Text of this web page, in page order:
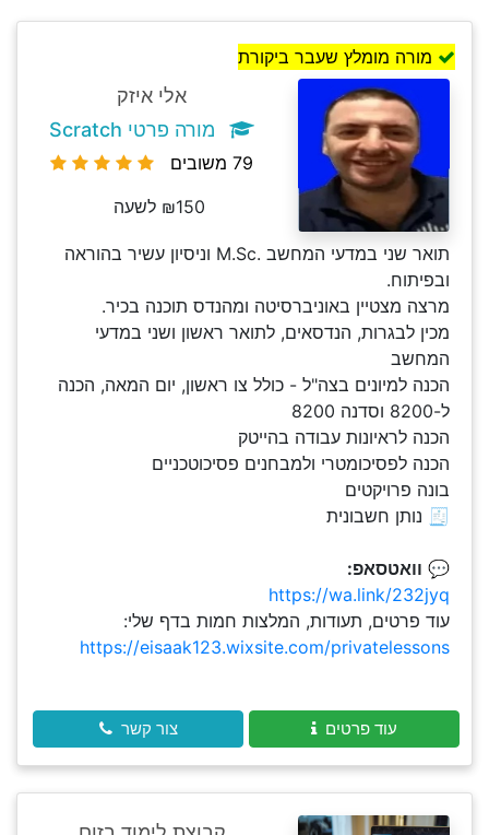
מורה מומלץ שעבר ביקורת
אלי איזק
מורה פרטי Scratch
79 משובים
₪150 לשעה
תואר שני במדעי המחשב .M.Sc וניסיון עשיר בהוראה
ובפיתוח.
מרצה מצטיין באוניברסיטה ומהנדס תוכנה בכיר.
מכין לבגרות, הנדסאים, לתואר ראשון ושני במדעי
המחשב
הכנה למיונים בצה"ל - כולל צו ראשון, יום המאה, הכנה
ל-8200 וסדנה 8200
הכנה לראיונות עבודה בהייטק
הכנה לפסיכומטרי ולמבחנים פסיכוטכניים
בונה פרויקטים
🧾 נותן חשבונית
💬 וואטסאפ:
https://wa.link/232jyq
עוד פרטים, תעודות, המלצות חמות בדף שלי:
https://eisaak123.wixsite.com/privatelessons
עוד פרטים צור קשר